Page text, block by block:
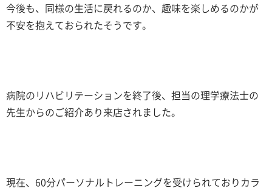
今後も、同様の生活に戻れるのか、趣味を楽しめるのかが
不安を抱えておられたそうです。
病院のリハビリテーションを終了後、担当の理学療法士の
先生からのご紹介あり来店されました。
現在、 60分パーソナルトレーニングを受けられておりカラ